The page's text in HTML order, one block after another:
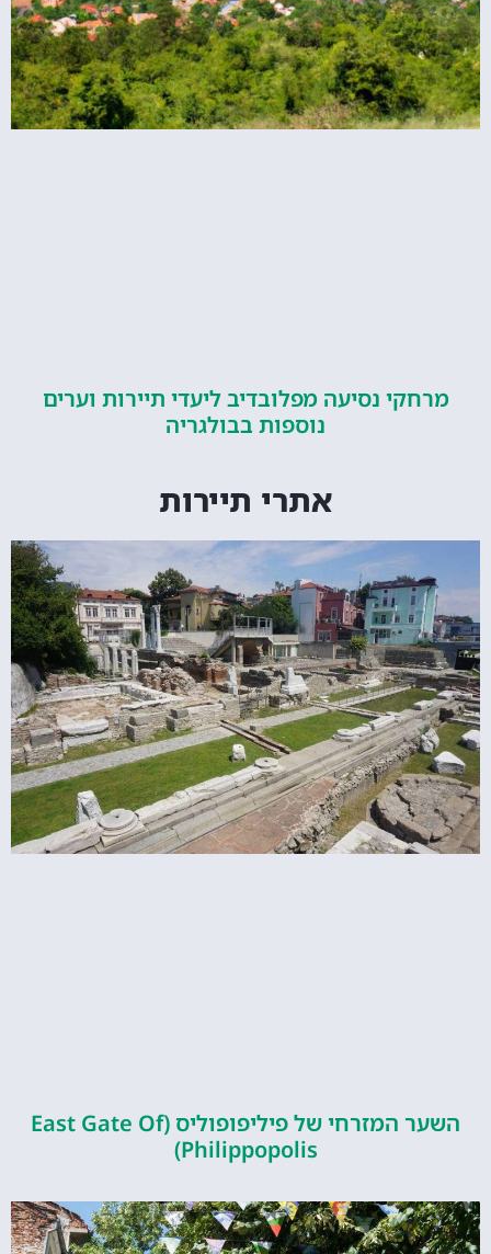
נסיעה מפלובדיב ליעדי תיירות וערים
נוספות בבולגריה
אתרי תיירות
השער המזרחי של פיליפופוליס (East Gate Of
Philippopolis)